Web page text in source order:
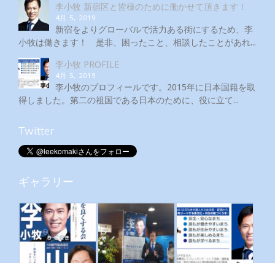
李小牧 新宿区と皆様のために働かせて頂きます！
4月 5, 2019
新宿をよりグローバルで活力ある街にするため、李
小牧は働きます！ 是非、困ったこと、相談したことがあれ...
李小牧 PROFILE
4月 5, 2019
李小牧のプロフィールです。2015年に日本国籍を取
得しました。第二の祖国である日本のために、役に立て...
Twitter
ギャラリー